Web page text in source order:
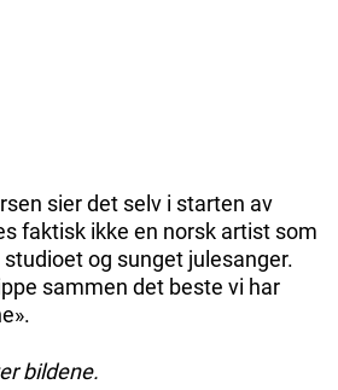
sier det selv i starten av
faktisk ikke en norsk artist som
og sunget julesanger.
sammen det beste vi har
bildene.